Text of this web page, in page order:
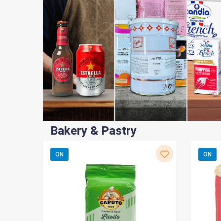
Bakery & Pastry
ON ON